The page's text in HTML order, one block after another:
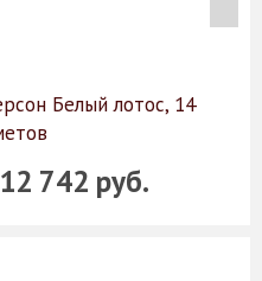
Белый лотос, 14
12 742 руб.